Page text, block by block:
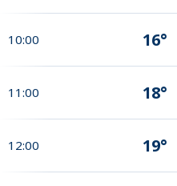
10:00 16°
11:00 18°
12:00 19°